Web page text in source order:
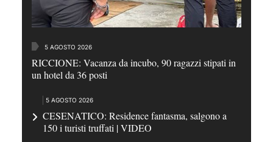
5 AGOSTO 2026
RICCIONE: Vacanza da incubo, 90 ragazzi stipati in
un hotel da 36 posti
5 AGOSTO 2026
CESENATICO: Residence fantasma, salgono a
150 i turisti truffati | VIDEO